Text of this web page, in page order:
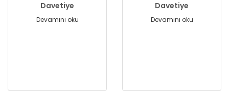
Davetiye
Devamını oku
Davetiye
Devamını oku